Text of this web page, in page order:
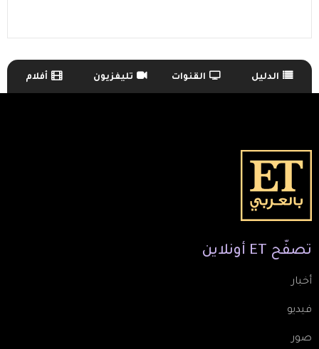
TV Guide Menu الدليل القنوات تليفزيون أفلام
تصفّح ET أونلاين
أخبار
فيديو
صور